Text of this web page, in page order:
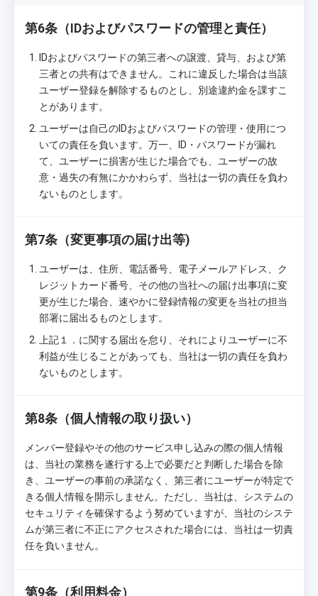
第6条（IDおよびパスワードの管理と責任）
IDおよびパスワードの第三者への譲渡、貸与、および第
三者との共有はできません。これに違反した場合は当該
ユーザー登録を解除するものとし、別途違約金を課すこ
とがあります。
ユーザーは自己のIDおよびパスワードの管理・使用につ
いての責任を負います。万一、ID・パスワードが漏れ
て、ユーザーに損害が生じた場合でも、ユーザーの故
意・過失の有無にかかわらず、当社は一切の責任を負わ
ないものとします。
第7条（変更事項の届け出等)
ユーザーは、住所、電話番号、電子メールアドレス、ク
レジットカード番号、その他の当社への届け出事項に変
更が生じた場合、速やかに登録情報の変更を当社の担当
部署に届出るものとします。
上記１．に関する届出を怠り、それによりユーザーに不
利益が生じることがあっても、当社は一切の責任を負わ
ないものとします。
第8条（個人情報の取り扱い）
メンバー登録やその他のサービス申し込みの際の個人情報
は、当社の業務を遂行する上で必要だと判断した場合を除
き、ユーザーの事前の承諾なく、第三者にユーザーが特定で
きる個人情報を開示しません。ただし、当社は、システムの
セキュリティを確保するよう努めていますが、当社のシステ
ムが第三者に不正にアクセスされた場合には、当社は一切責
任を負いません。
第9条（利用料金）